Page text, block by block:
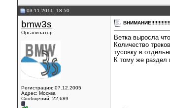
03.11.2011, 18:50
bmw3s
Организатор
Регистрация: 07.12.2005
Адрес: Москва
Сообщений: 22,689
Ветка выросла
Количество
тусовку в
К тому же раздел